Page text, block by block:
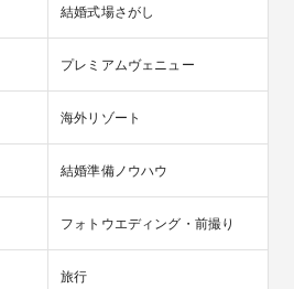
結婚式場さがし
プレミアムヴェニュー
海外リゾート
結婚準備ノウハウ
フォトウエディング・前撮り
旅行